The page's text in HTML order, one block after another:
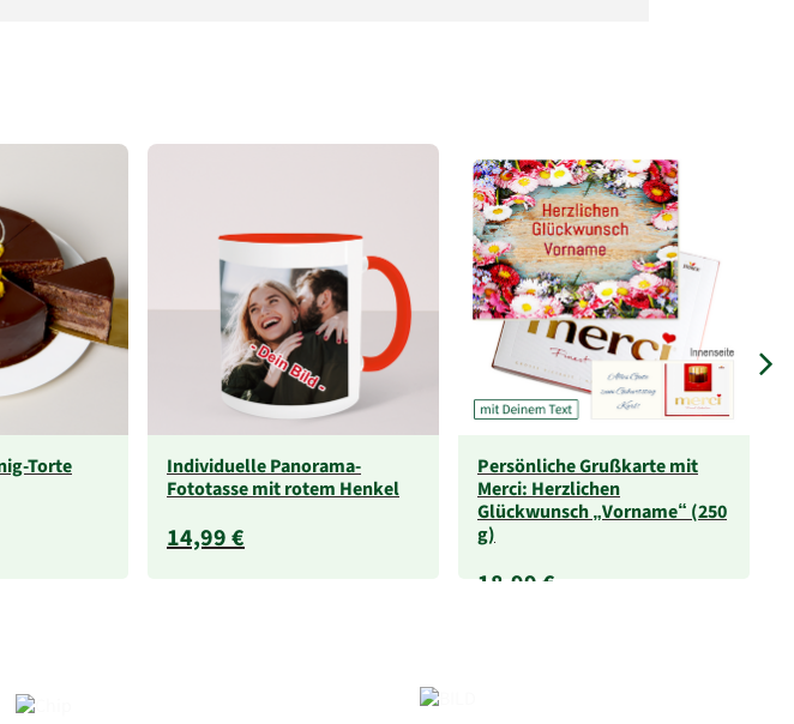
Torte
Individuelle Panorama-
Fototasse mit rotem Henkel
14,99 €
Persönliche Grußkarte mit
Merci: Herzlichen
Glückwunsch „Vorname“ (250
g)
18,99 €